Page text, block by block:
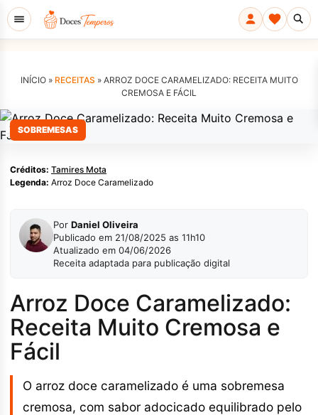
INÍCIO » RECEITAS » ARROZ DOCE CARAMELIZADO: RECEITA MUITO
CREMOSA E FÁCIL
SOBREMESAS
Tamires Mota
Créditos: Tamires Mota
Legenda: Arroz Doce Caramelizado
Por Daniel Oliveira
Publicado em 21/08/2025 as 11h10
Atualizado em 04/06/2026
Receita adaptada para publicação digital
Arroz Doce Caramelizado:
Receita Muito Cremosa e
Fácil
O arroz doce caramelizado é uma sobremesa
cremosa, com sabor adocicado equilibrado pelo